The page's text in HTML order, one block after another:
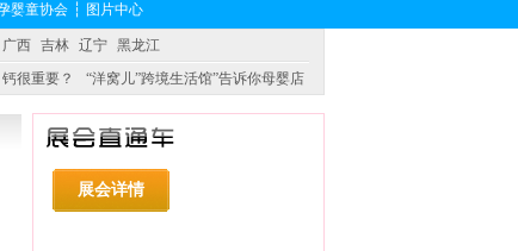
婴童协会 ┆ 图片中心
广西 吉林 辽宁 黑龙江
很重要？
“洋窝儿”跨境生活馆”告诉你母婴店
展会详情